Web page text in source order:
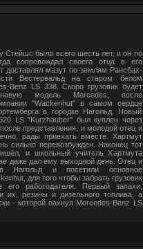
Стейшс было всего шесть лет, и он по
сопровождал своего отца в его
доставлял мазут по землям Рансбах-
Вестервальд на старом белом
Benz LS 338. Скоро грузовик будет
модель Mercedes, после
"Wackenhut" в самом сердце
в городке Нагольд. Новый
LS "Kurzhauber" был куплен через
представления, и молодой отец и
рады приехать вместе. Хартмут
сильно перевозбужден. Наконец тот
и школьный учитель Хартмута
даже дал ему выходной день. Отец и
Нагольд и посетили основное
для того чтобы забрать грузовик
его работодателя. Первый запахи,
их, резины и дизельного топлива, а
- которой пахнул Mercedes-Benz LS